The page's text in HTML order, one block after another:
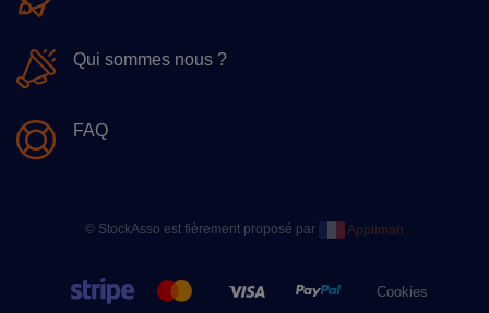
Qui sommes nous ?
FAQ
© StockAsso est fièrement proposé par Appliman
Cookies